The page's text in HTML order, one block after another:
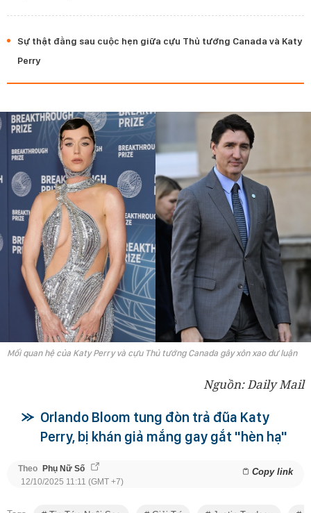
Sự thật đằng sau cuộc hẹn giữa cựu Thủ tướng Canada và Katy
Perry
Mối quan hệ của Katy Perry và cựu Thủ tướng Canada gây xôn xao dư luận
Nguồn: Daily Mail
Orlando Bloom tung đòn trả đũa Katy
Perry, bị khán giả mắng gay gắt "hèn hạ"
Theo Phụ Nữ Số Copy link
12/10/2025 11:11 (GMT +7)